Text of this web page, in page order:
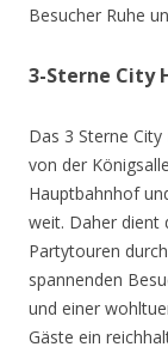
Besucher Ruhe
3-Sterne City
Das 3 Sterne
von der
Hauptbahnhof
weit. Daher dient
Partytouren
spannenden
und einer
Gäste ein